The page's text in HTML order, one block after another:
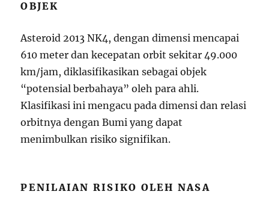
OBJEK
Asteroid 2013 NK4, dengan dimensi mencapai
610 meter dan kecepatan orbit sekitar 49.000
km/jam, diklasifikasikan sebagai objek
“potensial berbahaya” oleh para ahli.
Klasifikasi ini mengacu pada dimensi dan relasi
orbitnya dengan Bumi yang dapat
menimbulkan risiko signifikan.
PENILAIAN RISIKO OLEH NASA